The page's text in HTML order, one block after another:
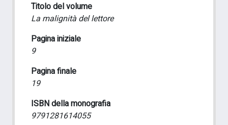
Titolo del volume
La malignità del lettore
Pagina iniziale
9
Pagina finale
19
ISBN della monografia
9791281614055